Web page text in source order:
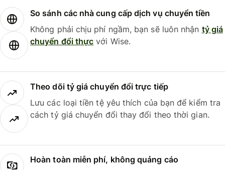
So sánh các nhà cung cấp dịch vụ chuyển tiền
Không phải chịu phí ngầm, bạn sẽ luôn nhận tỷ giá
chuyển đổi thực với Wise.
Theo dõi tỷ giá chuyển đổi trực tiếp
Lưu các loại tiền tệ yêu thích của bạn để kiểm tra
cách tỷ giá chuyển đổi thay đổi theo thời gian.
Hoàn toàn miễn phí, không quảng cáo